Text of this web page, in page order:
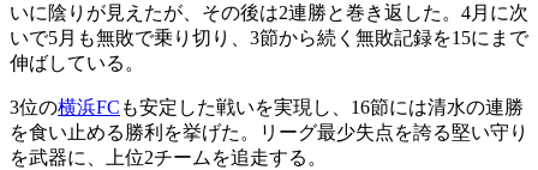
いに陰りが見えたが、その後は2連勝と巻き返した。4月に次
いで5月も無敗で乗り切り、3節から続く無敗記録を15にまで
伸ばしている。
3位の横浜FC も安定した戦いを実現し、16節には清水の連勝
を食い止める勝利を挙げた。リーグ最少失点を誇る堅い守り
を武器に、上位2チームを追走する。